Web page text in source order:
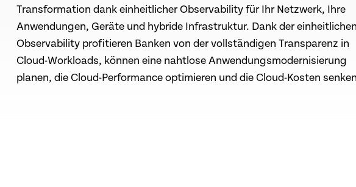
Transformation dank einheitlicher Observability für Ihr Netzwerk, Ihre
Anwendungen, Geräte und hybride Infrastruktur. Dank der einheitlichen
Observability profitieren Banken von der vollständigen Transparenz in
Cloud-Workloads, können eine nahtlose Anwendungsmodernisierung
planen, die Cloud-Performance optimieren und die Cloud-Kosten